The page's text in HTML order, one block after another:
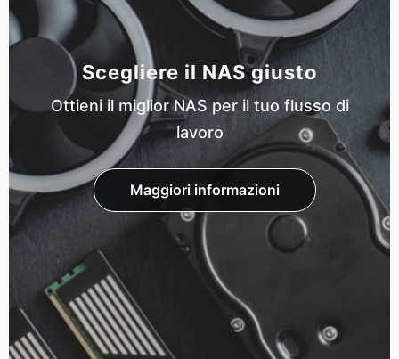
Scegliere il NAS giusto
Ottieni il miglior NAS per il tuo flusso di
lavoro
Maggiori informazioni